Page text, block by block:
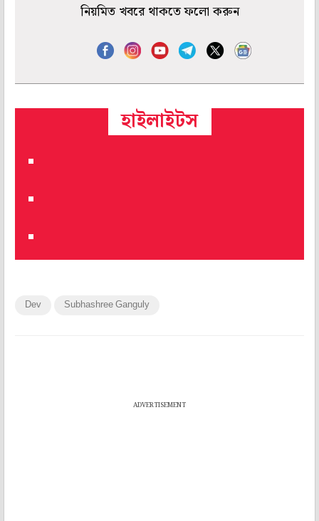
নিয়মিত খবরে থাকতে ফলো করুন
হাইলাইটস
Dev Subhashree Ganguly
ADVERTISEMENT